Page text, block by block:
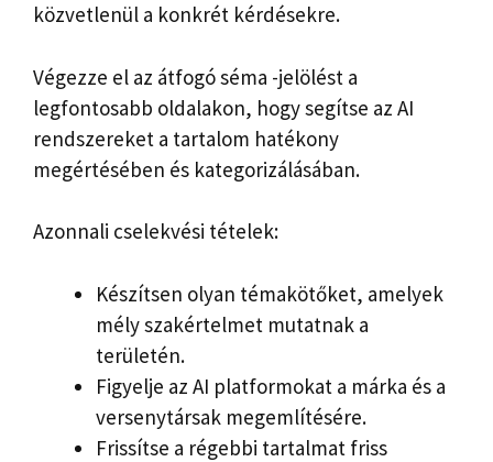
közvetlenül a konkrét kérdésekre.
Végezze el az átfogó séma -jelölést a
legfontosabb oldalakon, hogy segítse az AI
rendszereket a tartalom hatékony
megértésében és kategorizálásában.
Azonnali cselekvési tételek:
Készítsen olyan témakötőket, amelyek
mély szakértelmet mutatnak a
területén.
Figyelje az AI platformokat a márka és a
versenytársak megemlítésére.
Frissítse a régebbi tartalmat friss